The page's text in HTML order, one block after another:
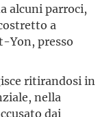
alcuni parroci,
a
Yon, presso
ritirandosi in
nella
dai